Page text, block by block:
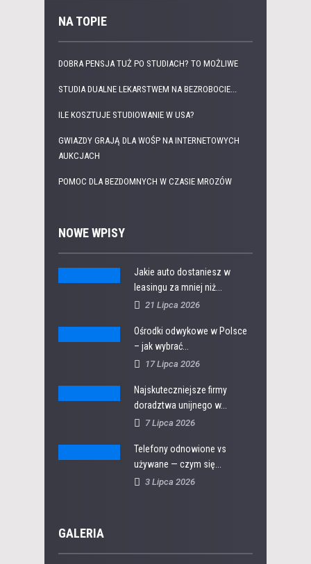
NA TOPIE
DOBRA PENSJA TUŻ PO STUDIACH? TO MOŻLIWE
STUDIA DUALNE LEKARSTWEM NA BEZROBOCIE...
ILE KOSZTUJE STUDIOWANIE W USA?
GWIAZDY GRAJĄ DLA WOŚP NA INTERNETOWYCH
AUKCJACH
POMOC DLA BEZDOMNYCH W CZASIE MROZÓW
NOWE WPISY
Jakie auto dostaniesz w
leasingu za mniej niż...
21 Lipca 2026
Ośrodki odwykowe w Polsce
– jak wybrać...
17 Lipca 2026
Najskuteczniejsze firmy
doradztwa unijnego w...
7 Lipca 2026
Telefony odnowione vs
używane — czym się...
3 Lipca 2026
GALERIA